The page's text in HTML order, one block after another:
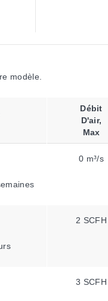
modèle.
Débit
D'air,
Max
0 m³/s
2 SCFH
3 SCFH